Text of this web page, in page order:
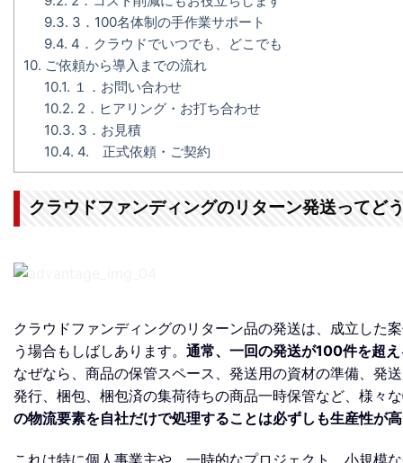
9.3. 3．100名体制の手作業サポート
9.4. 4．クラウドでいつでも、どこでも
10. ご依頼から導入までの流れ​
10.1. １．お問い合わせ
10.2. 2．ヒアリング・お打ち合わせ
10.3. 3．お見積
10.4. 4. 正式依頼・ご契約
クラウドファンディングのリターン発送ってど
クラウドファンディングのリターン品の発送は、成立した
う場合もしばしあります。 通常、一回の発送が100件を超
なぜなら、商品の保管スペース、発送用の資材の準備、発
発行、梱包、梱包済の集荷待ちの商品一時保管など、様々
の物流要素を自社だけで処理することは必ずしも生産性が
これは特に個人事業主や、一時的なプロジェクト、小規模